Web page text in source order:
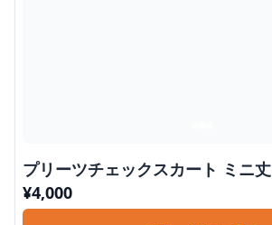
プリーツチェックスカート ミニ丈
¥4,000